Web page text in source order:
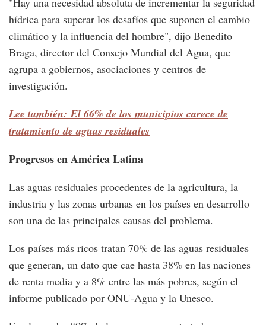
hídrica para superar los desafíos que suponen el cambio
climático y la influencia del hombre", dijo Benedito
Braga, director del Consejo Mundial del Agua, que
agrupa a gobiernos, asociaciones y centros de
investigación.
Lee también: El 66% de los municipios carece de
tratamiento de aguas residuales
Progresos en América Latina
Las aguas residuales procedentes de la agricultura, la
industria y las zonas urbanas en los países en desarrollo
son una de las principales causas del problema.
Los países más ricos tratan 70% de las aguas residuales
que generan, un dato que cae hasta 38% en las naciones
de renta media y a 8% entre las más pobres, según el
informe publicado por ONU-Agua y la Unesco.